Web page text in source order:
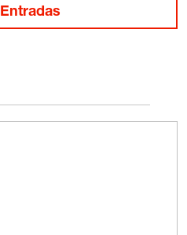
Entradas